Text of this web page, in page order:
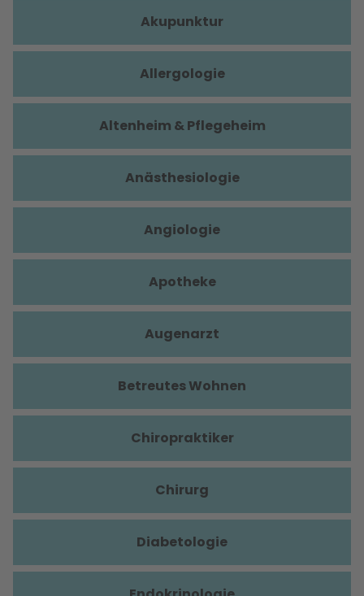
Akupunktur
Allergologie
Altenheim & Pflegeheim
Anästhesiologie
Angiologie
Apotheke
Augenarzt
Betreutes Wohnen
Chiropraktiker
Chirurg
Diabetologie